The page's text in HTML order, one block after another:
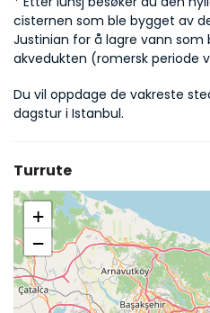
cisternen som ble bygget av
Justinian for å lagre vann som
akvedukten (romersk periode
Du vil oppdage de vakreste
dagstur i Istanbul.
Turrute
+
−